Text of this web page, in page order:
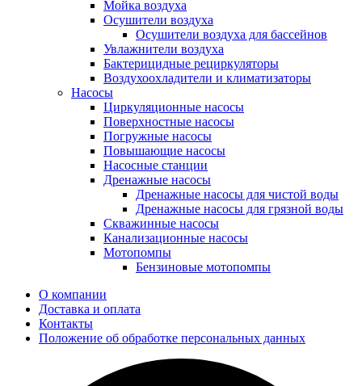
Мойка воздуха
Осушители воздуха
Осушители воздуха для бассейнов
Увлажнители воздуха
Бактерицидные рециркуляторы
Воздухоохладители и климатизаторы
Насосы
Циркуляционные насосы
Поверхностные насосы
Погружные насосы
Повышающие насосы
Насосные станции
Дренажные насосы
Дренажные насосы для чистой воды
Дренажные насосы для грязной воды
Скважинные насосы
Канализационные насосы
Мотопомпы
Бензиновые мотопомпы
О компании
Доставка и оплата
Контакты
Положение об обработке персональных данных